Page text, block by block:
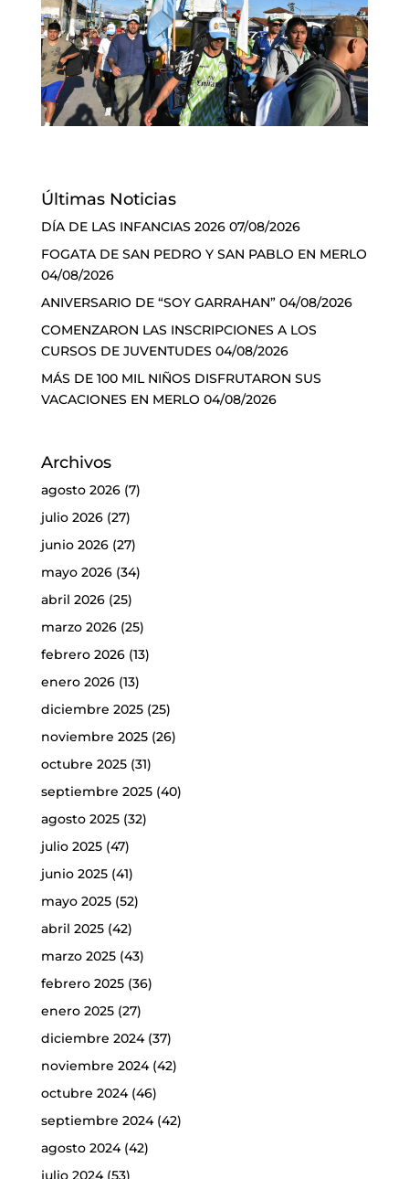
Últimas Noticias
DÍA DE LAS INFANCIAS 2026 07/08/2026
FOGATA DE SAN PEDRO Y SAN PABLO EN MERLO
04/08/2026
ANIVERSARIO DE “SOY GARRAHAN” 04/08/2026
COMENZARON LAS INSCRIPCIONES A LOS
CURSOS DE JUVENTUDES 04/08/2026
MÁS DE 100 MIL NIÑOS DISFRUTARON SUS
VACACIONES EN MERLO 04/08/2026
Archivos
agosto 2026(7)
julio 2026(27)
junio 2026(27)
mayo 2026(34)
abril 2026(25)
marzo 2026(25)
febrero 2026(13)
enero 2026(13)
diciembre 2025(25)
noviembre 2025(26)
octubre 2025(31)
septiembre 2025(40)
agosto 2025(32)
julio 2025(47)
junio 2025(41)
mayo 2025(52)
abril 2025(42)
marzo 2025(43)
febrero 2025(36)
enero 2025(27)
diciembre 2024(37)
noviembre 2024(42)
octubre 2024(46)
septiembre 2024(42)
agosto 2024(42)
julio 2024(53)